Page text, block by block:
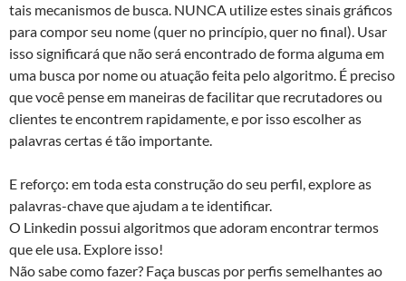
tais mecanismos de busca. NUNCA utilize estes sinais gráficos
para compor seu nome (quer no princípio, quer no final). Usar
isso significará que não será encontrado de forma alguma em
uma busca por nome ou atuação feita pelo algoritmo. É preciso
que você pense em maneiras de facilitar que recrutadores ou
clientes te encontrem rapidamente, e por isso escolher as
palavras certas é tão importante.
E reforço: em toda esta construção do seu perfil, explore as
palavras-chave que ajudam a te identificar.
O Linkedin possui algoritmos que adoram encontrar termos
que ele usa. Explore isso!
Não sabe como fazer? Faça buscas por perfis semelhantes ao